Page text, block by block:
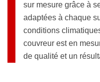
sur mesure grâce à
adaptées à chaque
conditions
couvreur est en
de qualité et un